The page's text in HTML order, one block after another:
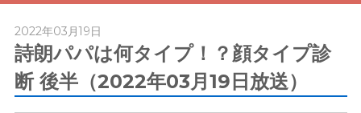
2022年03月19日
詩朗パパは何タイプ！？顔タイプ診
断 後半（2022年03月19日放送）